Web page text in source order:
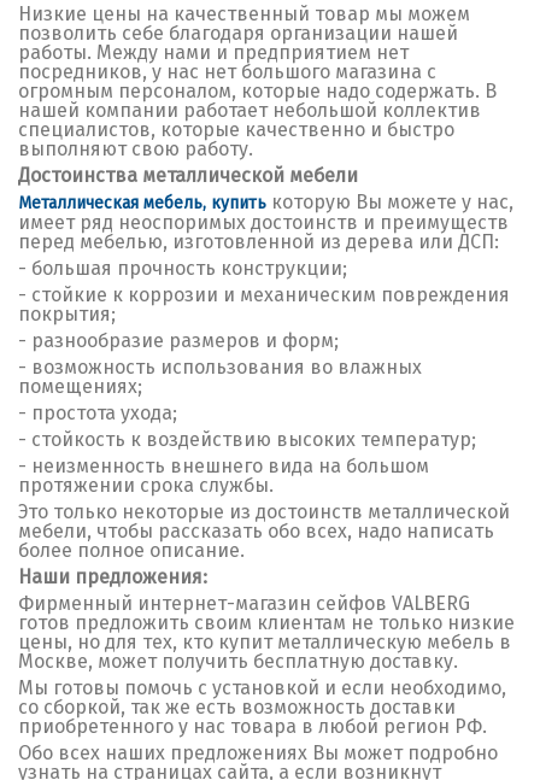
Низкие цены на качественный товар мы можем
позволить себе благодаря организации нашей
работы. Между нами и предприятием нет
посредников, у нас нет большого магазина с
огромным персоналом, которые надо содержать. В
нашей компании работает небольшой коллектив
специалистов, которые качественно и быстро
выполняют свою работу.
Достоинства металлической мебели
Металлическая мебель, купить которую Вы можете у нас,
имеет ряд неоспоримых достоинств и преимуществ
перед мебелью, изготовленной из дерева или ДСП:
- большая прочность конструкции;
- стойкие к коррозии и механическим повреждения
покрытия;
- разнообразие размеров и форм;
- возможность использования во влажных
помещениях;
- простота ухода;
- стойкость к воздействию высоких температур;
- неизменность внешнего вида на большом
протяжении срока службы.
Это только некоторые из достоинств металлической
мебели, чтобы рассказать обо всех, надо написать
более полное описание.
Наши предложения:
Фирменный интернет-магазин сейфов VALBERG
готов предложить своим клиентам не только низкие
цены, но для тех, кто купит металлическую мебель в
Москве, может получить бесплатную доставку.
Мы готовы помочь с установкой и если необходимо,
со сборкой, так же есть возможность доставки
приобретенного у нас товара в любой регион РФ.
Обо всех наших предложениях Вы может подробно
узнать на страницах сайта, а если возникнут